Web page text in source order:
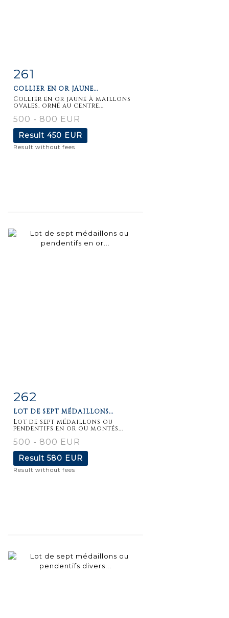
Item detail
261
COLLIER EN OR JAUNE...
Collier en or jaune à maillons
ovales, orné au centre...
500 - 800 EUR
Result 450 EUR
Result without fees
Item detail
262
LOT DE SEPT MÉDAILLONS...
Lot de sept médaillons ou
pendentifs en or ou montés...
500 - 800 EUR
Result 580 EUR
Result without fees